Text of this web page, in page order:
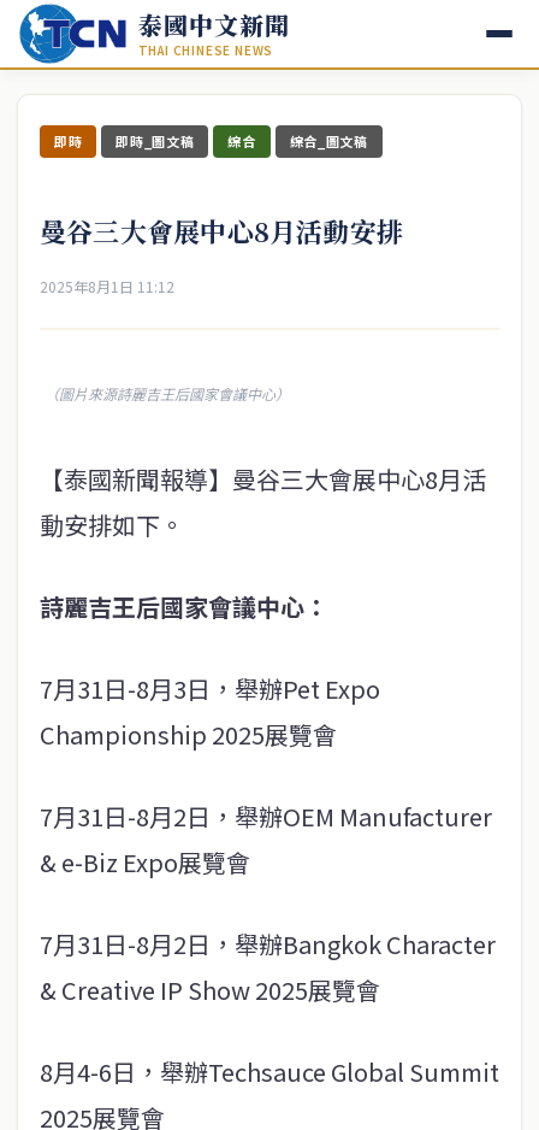
泰國中文新聞
THAI CHINESE NEWS
即時 即時_圖文稿 綜合 綜合_圖文稿
曼谷三大會展中心8月活動安排
2025年8月1日 11:12
（圖片來源詩麗吉王后國家會議中心）
【泰國新聞報導】曼谷三大會展中心8月活
動安排如下。
詩麗吉王后國家會議中心：
7月31日-8月3日，舉辦Pet Expo
Championship 2025展覽會
7月31日-8月2日，舉辦OEM Manufacturer
& e-Biz Expo展覽會
7月31日-8月2日，舉辦Bangkok Character
& Creative IP Show 2025展覽會
8月4-6日，舉辦Techsauce Global Summit
2025展覽會